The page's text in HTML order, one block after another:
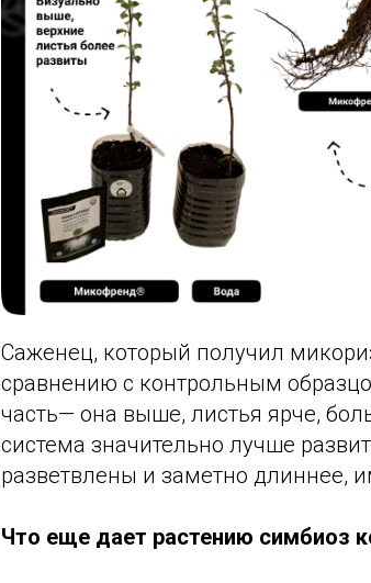
Саженец, который получил
сравнению с контрольным
часть— она выше, листья ярче,
система значительно лучше
разветвлены и заметно длиннее,
Что еще дает растению симбиоз